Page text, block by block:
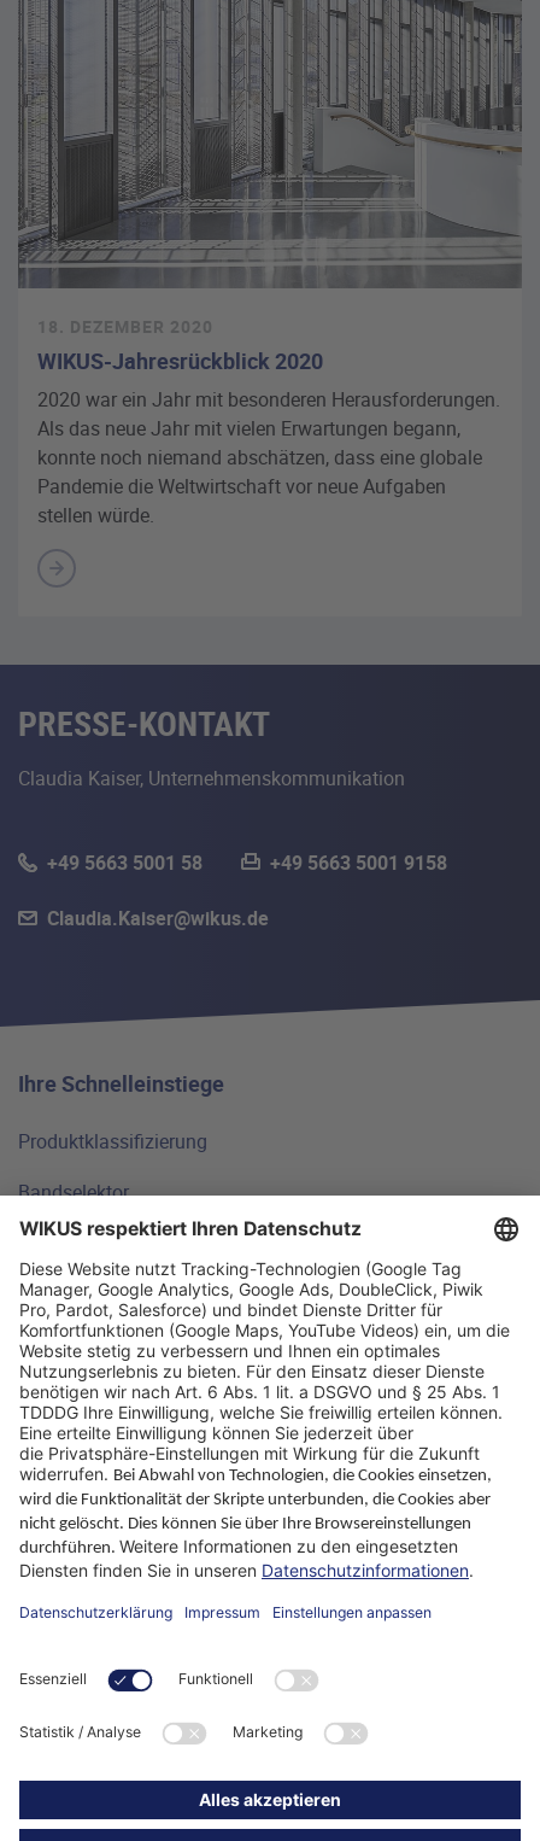
18. DEZEMBER 2020
WIKUS-Jahresrückblick 2020
2020 war ein Jahr mit besonderen Herausforderungen.
Als das neue Jahr mit vielen Erwartungen begann,
konnte noch niemand abschätzen, dass eine globale
Pandemie die Weltwirtschaft vor neue Aufgaben
stellen würde.
PRESSE-KONTAKT
Claudia Kaiser, Unternehmenskommunikation
+49 5663 5001 58 +49 5663 5001 9158
Claudia.Kaiser@wikus.de
Ihre Schnelleinstiege
Produktklassifizierung
Bandselektor
Technische Grundlagen
FAQ
Standorte
Warum WIKUS
Ratgeber
Unternehmen
ParaMaster® App